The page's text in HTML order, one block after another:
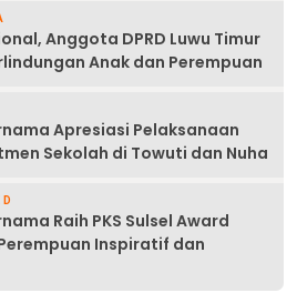
Anggota DPRD Luwu Timur
Anak dan Perempuan
Apresiasi Pelaksanaan
Sekolah di Towuti dan Nuha
Raih PKS Sulsel Award
Inspiratif dan